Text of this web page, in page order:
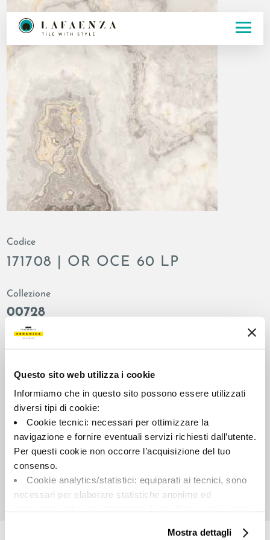
Questo sito web utilizza i cookie
Informiamo che in questo sito possono essere utilizzati
diversi tipi di cookie:
Cookie tecnici: necessari per ottimizzare la
navigazione e fornire eventuali servizi richiesti dall’utente.
Per questi cookie non occorre l’acquisizione del tuo
consenso.
Cookie analytics/statistici: equiparati ai tecnici, sono
necessari per elaborare statistiche anonime ed
Cookie di profilazione/marketing: sono utilizzati, solo
Mostra dettagli
Codice
171708 | OR OCE 60 LP
Collezione
00728
Colore:
Grigio
Fondo
Formato:
60.0x60.0
lappato
lucido
Stonalizzazione:
Unità di misura:
MQ